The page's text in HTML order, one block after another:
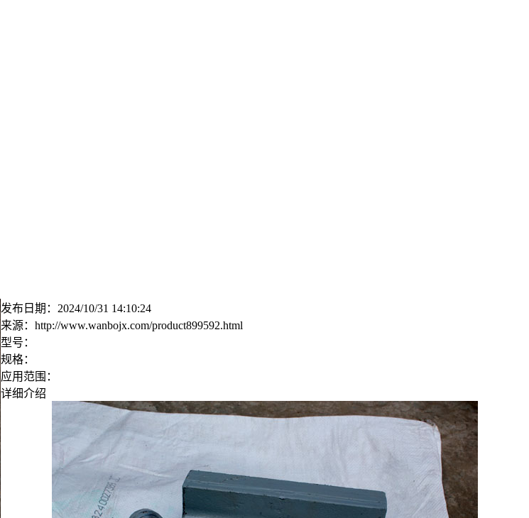
发布日期： 2024/10/31 14:10:24
来源： http://www.wanbojx.com/product899592.html
型号：
规格：
应用范围：
详细介绍